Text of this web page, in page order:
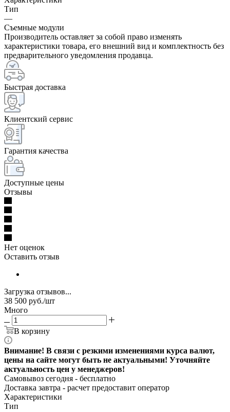
Тип
—
Съемные модули
Производитель оставляет за собой право изменять
характеристики товара, его внешний вид и комплектность без
предварительного уведомления продавца.
Быстрая доставка
Клиентский сервис
Гарантия качества
Доступные цены
Отзывы
Нет оценок
Оставить отзыв
Загрузка отзывов...
38 500 руб./шт
Много
В корзину
Внимание! В связи с резкими изменениями курса валют,
цены на сайте могут быть не актуальными! Уточняйте
актуальность цен у менеджеров!
Самовывоз сегодня - бесплатно
Доставка завтра - расчет предоставит оператор
Характеристики
Тип